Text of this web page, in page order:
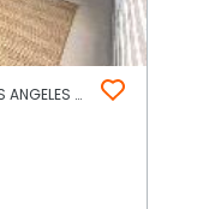
EL POBLADO SANTA MARIA DE LOS ANGELES Suroriente | Suroriente | Medellín